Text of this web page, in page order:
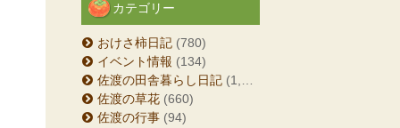
カテゴリー
おけさ柿日記 (780)
イベント情報 (134)
佐渡の田舎暮らし日記 (1,204)
佐渡の草花 (660)
佐渡の行事 (94)